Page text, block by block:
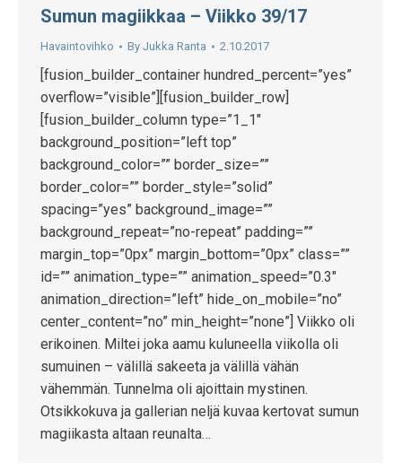
Sumun magiikkaa – Viikko 39/17
Havaintovihko By Jukka Ranta 2.10.2017
[fusion_builder_container hundred_percent=”yes”
overflow=”visible”][fusion_builder_row]
[fusion_builder_column type=”1_1″
background_position=”left top”
background_color=”” border_size=””
border_color=”” border_style=”solid”
spacing=”yes” background_image=””
background_repeat=”no-repeat” padding=””
margin_top=”0px” margin_bottom=”0px” class=””
id=”” animation_type=”” animation_speed=”0.3″
animation_direction=”left” hide_on_mobile=”no”
center_content=”no” min_height=”none”] Viikko oli
erikoinen. Miltei joka aamu kuluneella viikolla oli
sumuinen – välillä sakeeta ja välillä vähän
vähemmän. Tunnelma oli ajoittain mystinen.
Otsikkokuva ja gallerian neljä kuvaa kertovat sumun
magiikasta altaan reunalta…